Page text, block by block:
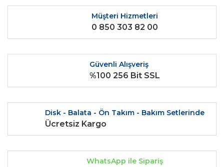
Yorum Yaz
Ürün resmi kalitesiz, bozuk veya görüntülenemiyor.
Ürün açıklamasında eksik bilgiler bulunuyor.
Ürün bilgilerinde hatalar bulunuyor.
Ürün fiyatı diğer sitelerden daha pahalı.
Bu ürüne benzer farklı alternatifler olmalı.
Gönder
Müşteri Hizmetleri
0 850 303 82 00
Güvenli Alışveriş
%100 256 Bit SSL
Disk - Balata - Ön Takım - Bakım Setlerinde
Ücretsiz Kargo
WhatsApp ile Sipariş